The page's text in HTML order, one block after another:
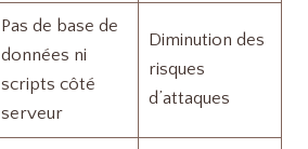
Pas de base de
données ni
scripts côté
serveur
Diminution des
risques
d’attaques